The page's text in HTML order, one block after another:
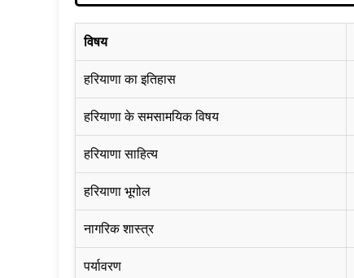
विषय
हरियाणा का इतिहास
हरियाणा के समसामयिक विषय
हरियाणा साहित्य
हरियाणा भूगोल
नागरिक शास्त्र
पर्यावरण